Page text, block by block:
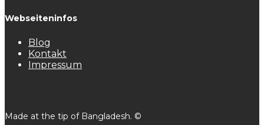
Webseiteninfos
Blog
Kontakt
Impressum
Made at the tip of Bangladesh. ©